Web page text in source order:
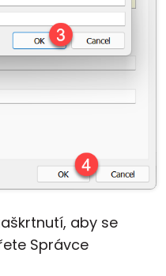
aby se
Správce